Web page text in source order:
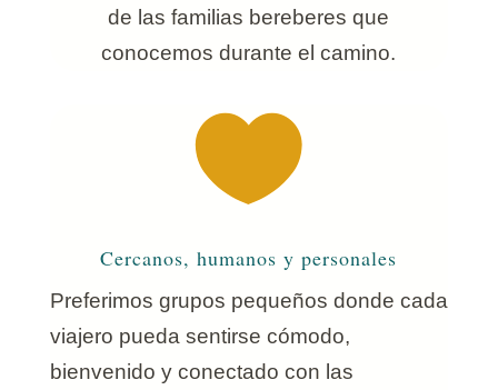
de las familias bereberes que
conocemos durante el camino.

Cercanos, humanos y personales
Preferimos grupos pequeños donde cada
viajero pueda sentirse cómodo,
bienvenido y conectado con las